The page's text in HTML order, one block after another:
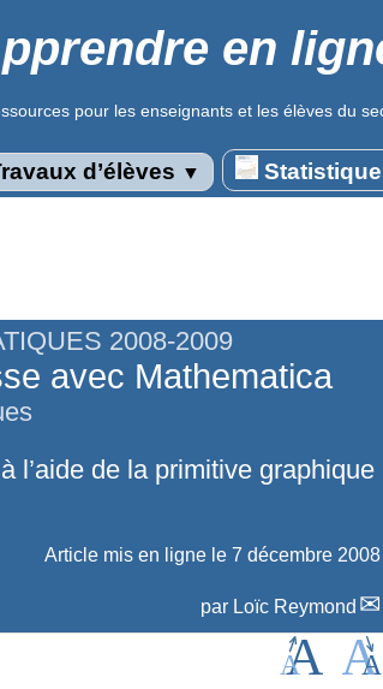
en
pour les enseignants et les élèves du
d’élèves ▼
2008-2009
avec Mathematica
l’aide de la primitive graphique
Article mis en ligne le 7 décembre 2008
par Loïc Reymond